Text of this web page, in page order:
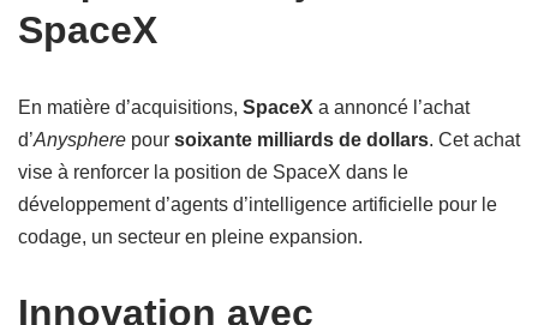
SpaceX
En matière d’acquisitions, SpaceX a annoncé l’achat
d’Anysphere pour soixante milliards de dollars. Cet achat
vise à renforcer la position de SpaceX dans le
développement d’agents d’intelligence artificielle pour le
codage, un secteur en pleine expansion.
Innovation avec